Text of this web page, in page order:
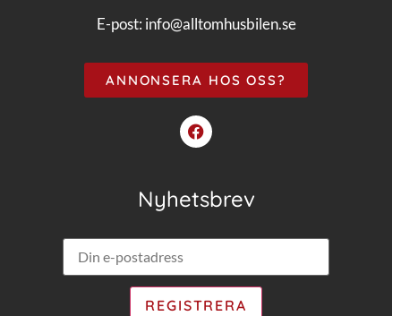
E-post: info@alltomhusbilen.se
ANNONSERA HOS OSS?
Nyhetsbrev